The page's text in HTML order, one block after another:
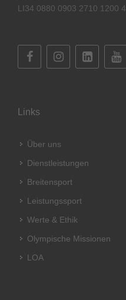
LI34 0880 0903 2710 1200 4
Links
Über uns
Dienstleistungen
Breitensport
Leistungssport
Werte & Ethik
Olympische Missionen
LOA